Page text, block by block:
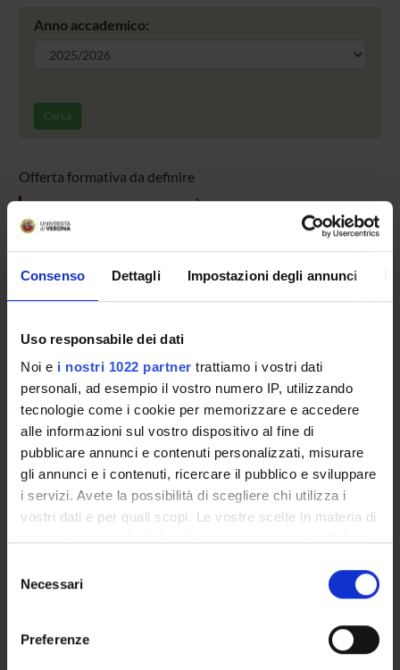
Consenso Dettagli Impostazioni degli annunci
Uso responsabile dei dati
Noi e i nostri 1022 partner trattiamo i vostri dati
personali, ad esempio il vostro numero IP, utilizzando
tecnologie come i cookie per memorizzare e accedere
alle informazioni sul vostro dispositivo al fine di
pubblicare annunci e contenuti personalizzati, misurare
gli annunci e i contenuti, ricercare il pubblico e sviluppare
i servizi. Avete la possibilità di scegliere chi utilizza i
vostri dati e per quali scopi. Le vostre scelte in materia di
modificare o revocare il proprio consenso in qualsiasi
momento dalla Dichiarazione sui cookie o facendo clic
delNecessari
Preferenze
Anno accademico:
Cerca
Offerta formativa da definire
ULTERIORI ATTIVITÀ DIDATTICHE
Presentazione
Insegnamenti
Calendario didattico
Orario lezioni
Piani didattici
Calendario esami
Bacheca avvisi
Organi collegiali e di governo
Docenti
Documenti
OFFERTA FORMATIVA